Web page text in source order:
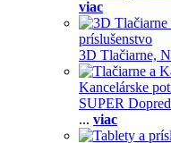
viac
príslušenstvo
3D Tlačiarne,
Kancelárske
SUPER
... viac